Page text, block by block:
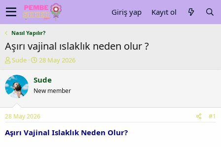
Giriş yap Kayıt ol
Nasıl Yapılır?
Aşırı vajinal ıslaklık neden olur ?
K
n
u
y
b
a
ş
l
Sude
B
ş
a
g
ı
ç
28 May 2026
Sude
New member
28 May 2026 #1
Aşırı Vajinal Islaklık Neden Olur?